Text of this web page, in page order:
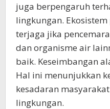
juga berpengaruh
lingkungan.
terjaga jika
dan organisme air
baik. Keseimbangan
Hal ini menunjukkan
kesadaran
lingkungan.